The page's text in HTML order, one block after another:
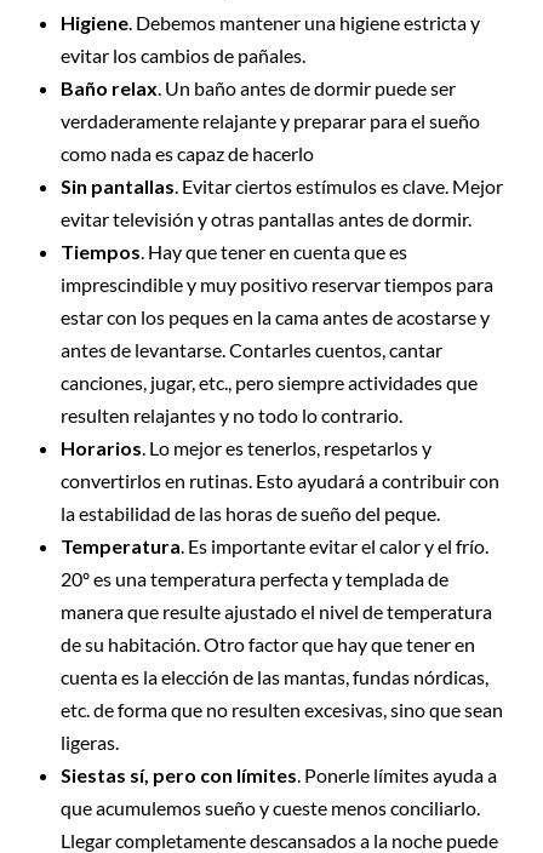
Higiene. Debemos mantener una higiene estricta y
evitar los cambios de pañales.
Baño relax. Un baño antes de dormir puede ser
verdaderamente relajante y preparar para el sueño
como nada es capaz de hacerlo
Sin pantallas. Evitar ciertos estímulos es clave. Mejor
evitar televisión y otras pantallas antes de dormir.
Tiempos. Hay que tener en cuenta que es
imprescindible y muy positivo reservar tiempos para
estar con los peques en la cama antes de acostarse y
antes de levantarse. Contarles cuentos, cantar
canciones, jugar, etc., pero siempre actividades que
resulten relajantes y no todo lo contrario.
Horarios. Lo mejor es tenerlos, respetarlos y
convertirlos en rutinas. Esto ayudará a contribuir con
la estabilidad de las horas de sueño del peque.
Temperatura. Es importante evitar el calor y el frío.
20º es una temperatura perfecta y templada de
manera que resulte ajustado el nivel de temperatura
de su habitación. Otro factor que hay que tener en
cuenta es la elección de las mantas, fundas nórdicas,
etc. de forma que no resulten excesivas, sino que sean
ligeras.
Siestas sí, pero con límites. Ponerle límites ayuda a
que acumulemos sueño y cueste menos conciliarlo.
Llegar completamente descansados a la noche puede